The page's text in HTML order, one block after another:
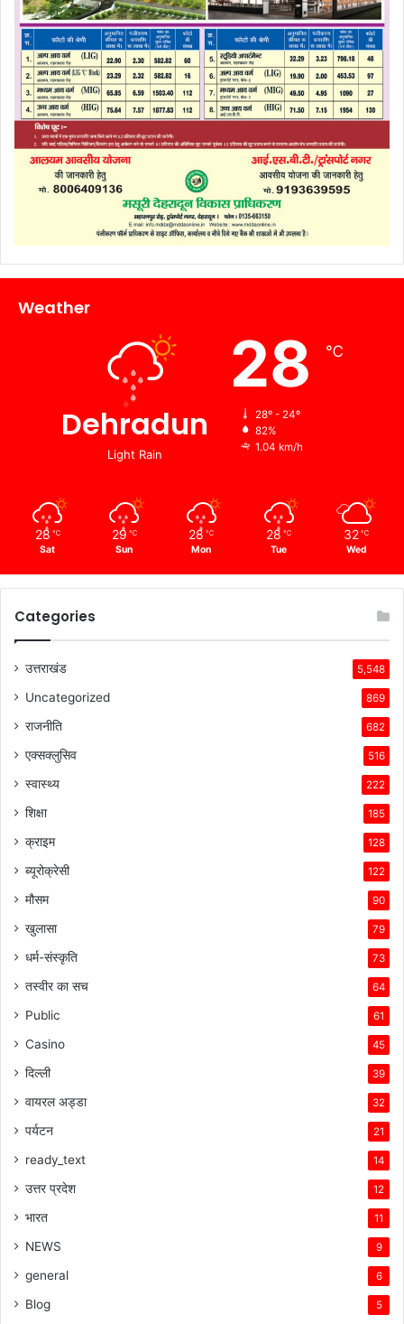
Weather
Dehradun
Light Rain
28 ℃
28º - 24º
82%
1.04 km/h
28 ℃
Sat
29 ℃
Sun
28 ℃
Mon
28 ℃
Tue
32 ℃
Wed
Categories
उत्तराखंड 5,548
Uncategorized 869
राजनीति 682
एक्सक्लुसिव 516
स्वास्थ्य 222
शिक्षा 185
क्राइम 128
ब्यूरोक्रेसी 122
मौसम 90
खुलासा 79
धर्म-संस्कृति 73
तस्वीर का सच 64
Public 61
Casino 45
दिल्ली 39
वायरल अड्डा 32
पर्यटन 21
ready_text 14
उत्तर प्रदेश 12
भारत 11
NEWS 9
general 6
Blog 5